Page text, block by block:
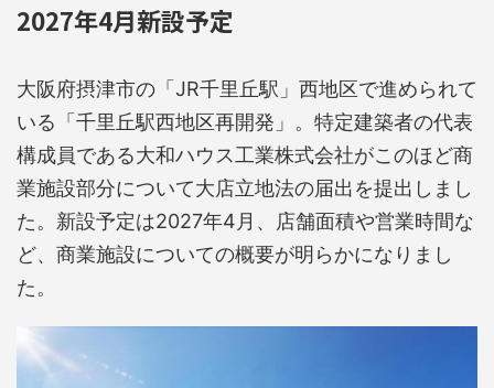
2027年4月新設予定
大阪府摂津市の「JR千里丘駅」西地区で進められて
いる「千里丘駅西地区再開発」。特定建築者の代表
構成員である大和ハウス工業株式会社がこのほど商
業施設部分について大店立地法の届出を提出しまし
た。新設予定は2027年4月、店舗面積や営業時間な
ど、商業施設についての概要が明らかになりまし
た。